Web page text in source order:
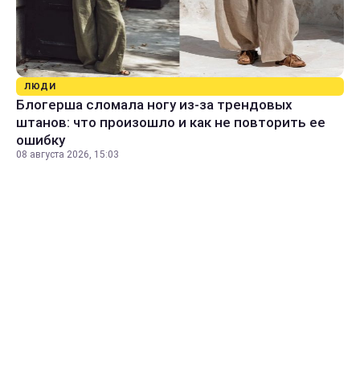
ЛЮДИ
Блогерша сломала ногу из-за трендовых
штанов: что произошло и как не повторить ее
ошибку
08 августа 2026, 15:03